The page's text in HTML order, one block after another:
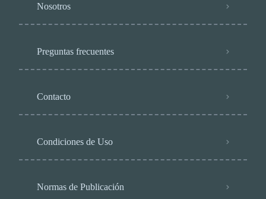
Nosotros
Preguntas frecuentes
Contacto
Condiciones de Uso
Normas de Publicación